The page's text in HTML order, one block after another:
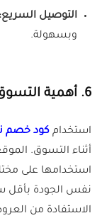
التوصيل السريع:
وبسهولة.
6. أهمية
استخدام كود خصم
أثناء التسوق.
استخدامها على
نفس الجودة بأقل
الاستفادة من